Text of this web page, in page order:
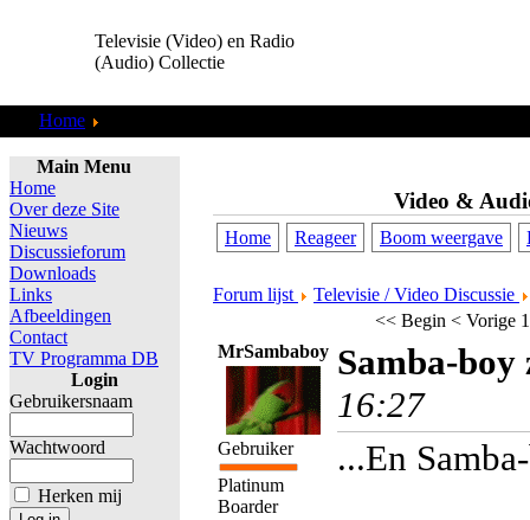
Televisie (Video) en Radio
(Audio) Collectie
Home
Main Menu
Home
Over deze Site
Nieuws
Discussieforum
Downloads
Links
Afbeeldingen
Contact
TV Programma DB
Login
Gebruikersnaam
Wachtwoord
Herken mij
Video &
Home Reageer Boom weergave
Forum lijst
Televisie / Video Discussie
<< Begin < Vorige 1
MrSambaboy
Gebruiker
Platinum
Boarder
Samba-boy
16:27
...En